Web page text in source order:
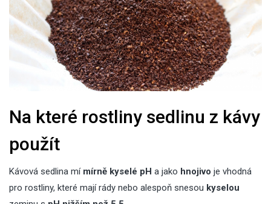
Na které rostliny sedlinu z kávy
použít
Kávová sedlina mí mírně kyselé pH a jako hnojivo je vhodná
pro rostliny, které mají rády nebo alespoň snesou kyselou